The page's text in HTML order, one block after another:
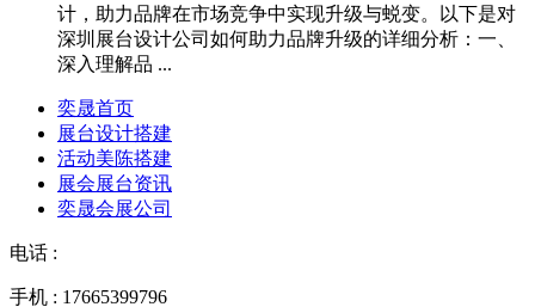
计，助力品牌在市场竞争中实现升级与蜕变。以下是对
深圳展台设计公司如何助力品牌升级的详细分析：一、
深入理解品 ...
奕晟首页
展台设计搭建
活动美陈搭建
展会展台资讯
奕晟会展公司
电话 :
手机 : 17665399796